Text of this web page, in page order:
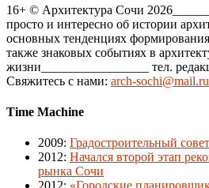
16+ © Архитектура Сочи
просто и интересно об истории
основных тенденциях
также знаковых событиях в
жизни_________________ тел.
Свяжитесь с нами: arch-sochi@mail.ru
Time Machine
2009: Градостроительный
2012: Начался второй этап
рынка Сочи